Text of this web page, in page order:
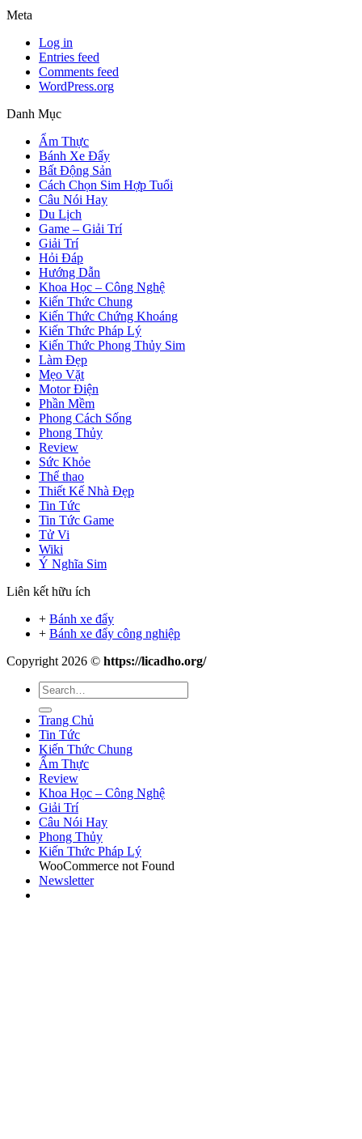
Meta
Log in
Entries feed
Comments feed
WordPress.org
Danh Mục
Ẩm Thực
Bánh Xe Đẩy
Bất Động Sản
Cách Chọn Sim Hợp Tuổi
Câu Nói Hay
Du Lịch
Game – Giải Trí
Giải Trí
Hỏi Đáp
Hướng Dẫn
Khoa Học – Công Nghệ
Kiến Thức Chung
Kiến Thức Chứng Khoáng
Kiến Thức Pháp Lý
Kiến Thức Phong Thủy Sim
Làm Đẹp
Mẹo Vặt
Motor Điện
Phần Mềm
Phong Cách Sống
Phong Thủy
Review
Sức Khỏe
Thể thao
Thiết Kế Nhà Đẹp
Tin Tức
Tin Tức Game
Tử Vi
Wiki
Ý Nghĩa Sim
Liên kết hữu ích
+ Bánh xe đẩy
+ Bánh xe đẩy công nghiệp
Copyright 2026 © https://licadho.org/
Trang Chủ
Tin Tức
Kiến Thức Chung
Ẩm Thực
Review
Khoa Học – Công Nghệ
Giải Trí
Câu Nói Hay
Phong Thủy
Kiến Thức Pháp Lý
WooCommerce not Found
Newsletter